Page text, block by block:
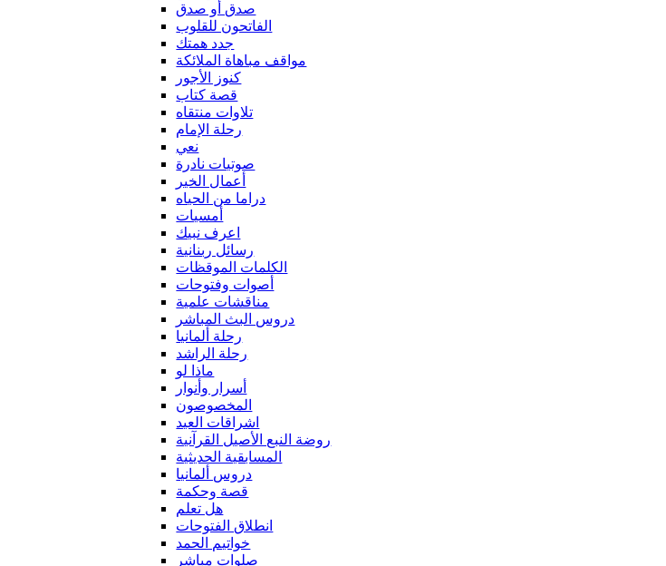
صدق أو صدق
الفاتحون للقلوب
جدد همتك
مواقف مباهاة الملائكة
كنوز الأجور
قصة كتاب
تلاوات منتقاه
رحلة الإمام
نعي
صوتيات نادرة
أعمال الخير
دراما من الحياه
أمسيات
اعرف نبيك
رسائل ربنانية
الكلمات الموقظات
أصوات وفتوحات
مناقشات علمية
دروس البث المباشر
رحلة ألمانيا
رحلة الراشد
ماذا لو
أسرار وأنوار
المخصوصون
اشراقات العيد
روضة النبع الأصيل القرآنية
المسابقية الحديثية
دروس ألمانيا
قصة وحكمة
هل تعلم
انطلاق الفتوحات
خواتيم الحمد
صلوات مباشر